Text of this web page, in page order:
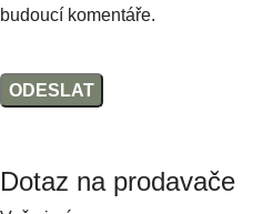
budoucí komentáře.
Dotaz na prodavače